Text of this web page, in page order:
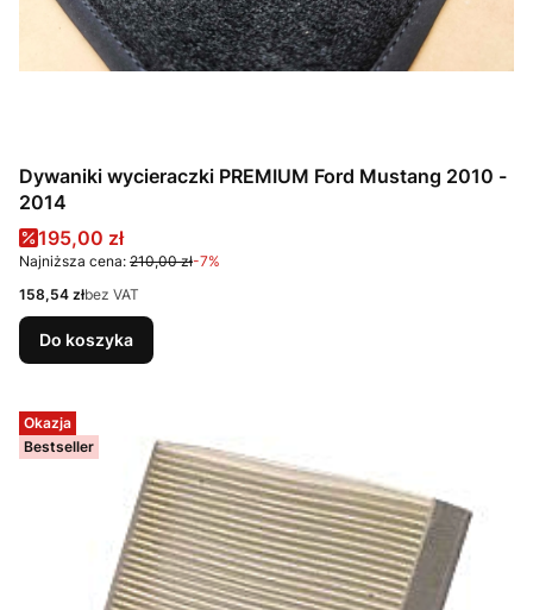
Dywaniki wycieraczki PREMIUM Ford Mustang 2010 -
2014
Cena promocyjna
195,00 zł
Najniższa cena: 210,00 zł-7%
Cena
158,54 złbez VAT
Do koszyka
Okazja
Bestseller